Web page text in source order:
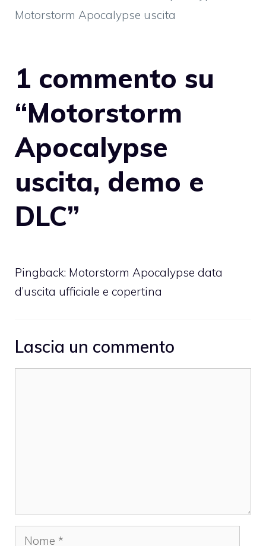
Motorstorm Apocalypse uscita
1 commento su
“Motorstorm
Apocalypse
uscita, demo e
DLC”
Pingback: Motorstorm Apocalypse data
d’uscita ufficiale e copertina
Lascia un commento
Nome